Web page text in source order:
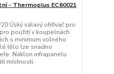
- Thermoplus EC60021
Úzký sálavý ohřívač pro
použití v koupelnách
s minimum volného
tělo lze snadno
Náklon infrapanelu
místnosti.